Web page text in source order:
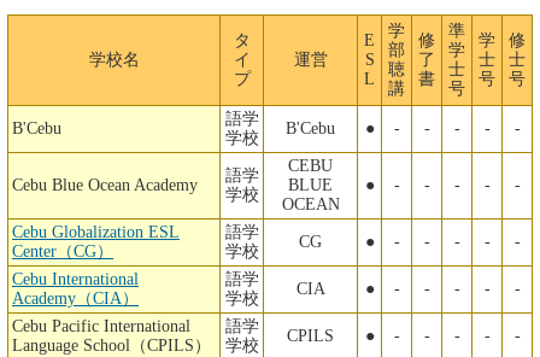
学校名
タ
イ
プ
運営
E
S
L
学
部
聴
講
修
了
書
準
学
士
号
学
士
号
修
士
号
B'Cebu
語学
学校
B'Cebu ● - - - - -
Cebu Blue Ocean Academy
語学
学校
CEBU
BLUE
OCEAN
● - - - - -
Cebu Globalization ESL
Center（CG）
語学
学校
CG ● - - - - -
Cebu International
Academy（CIA）
語学
学校
CIA ● - - - - -
Cebu Pacific International
Language School（CPILS）
語学
学校
CPILS ● - - - - -